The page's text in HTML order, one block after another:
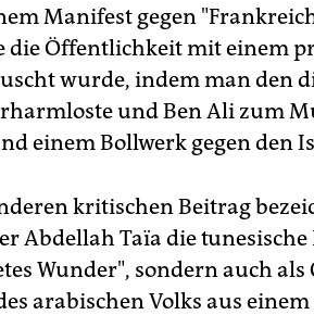
Manifest gegen
die Öffentlichkeit mit einem
wurde, indem man den
und Ben Ali zum
einem Bollwerk gegen den
kritischen Beitrag
Abdellah Taïa die
Wunder", sondern auch
arabischen Volks aus